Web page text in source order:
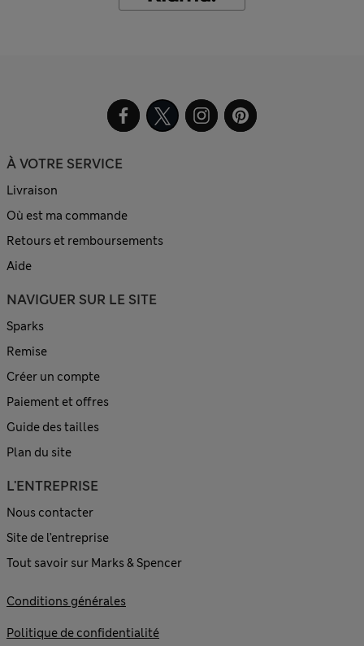
À VOTRE SERVICE
Livraison
Où est ma commande
Retours et remboursements
Aide
NAVIGUER SUR LE SITE
Sparks
Remise
Créer un compte
Paiement et offres
Guide des tailles
Plan du site
L'ENTREPRISE
Nous contacter
Site de l’entreprise
Tout savoir sur Marks & Spencer
Conditions générales
Politique de confidentialité